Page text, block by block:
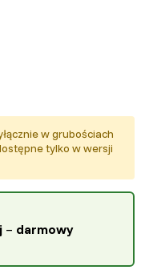
w grubościach
tylko w wersji
– darmowy